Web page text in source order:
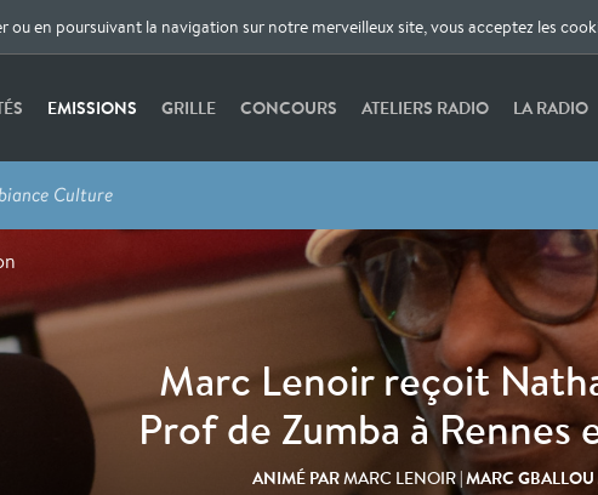
ou en poursuivant la navigation sur notre merveilleux site, vous acceptez les
EMISSIONS GRILLE CONCOURS ATELIERS RADIO LA RADIO
Culture
Marc Lenoir reçoit
Prof de Zumba à Rennes
ANIMÉ PARMARC LENOIR| MARC